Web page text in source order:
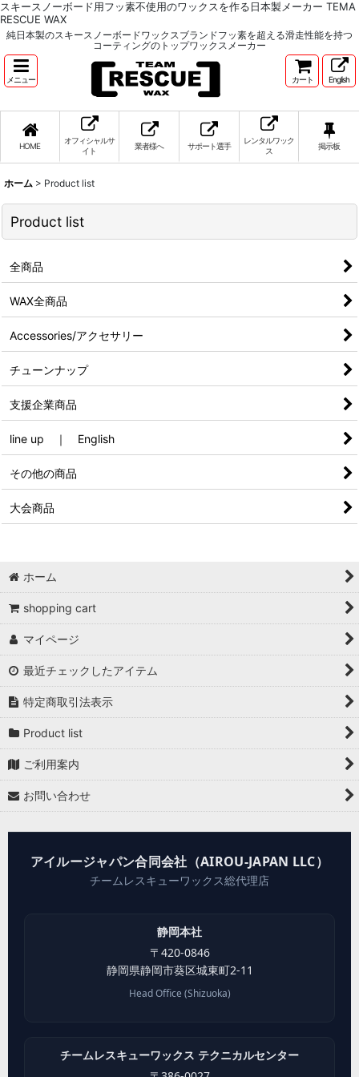
スキースノーボード用フッ素不使用のワックスを作る日本製メーカー TEMA
RESCUE WAX
純日本製のスキースノーボードワックスブランドフッ素を超える滑走性能を持つ
コーティングのトップワックスメーカー
メニュー カート English
HOME
オフィシャルサ
イト
業者様へ サポート選手
レンタルワック
ス
掲示板
ホーム > Product list
Product list
全商品
WAX全商品
Accessories/アクセサリー
チューンナップ
支援企業商品
line up ｜ English
その他の商品
大会商品
ホーム
shopping cart
マイページ
最近チェックしたアイテム
特定商取引法表示
Product list
ご利用案内
お問い合わせ
アイルージャパン合同会社（AIROU-JAPAN LLC）
チームレスキューワックス総代理店
静岡本社
〒 420-0846
静岡県静岡市葵区城東町2-11
Head Office (Shizuoka)
チームレスキューワックス テクニカルセンター